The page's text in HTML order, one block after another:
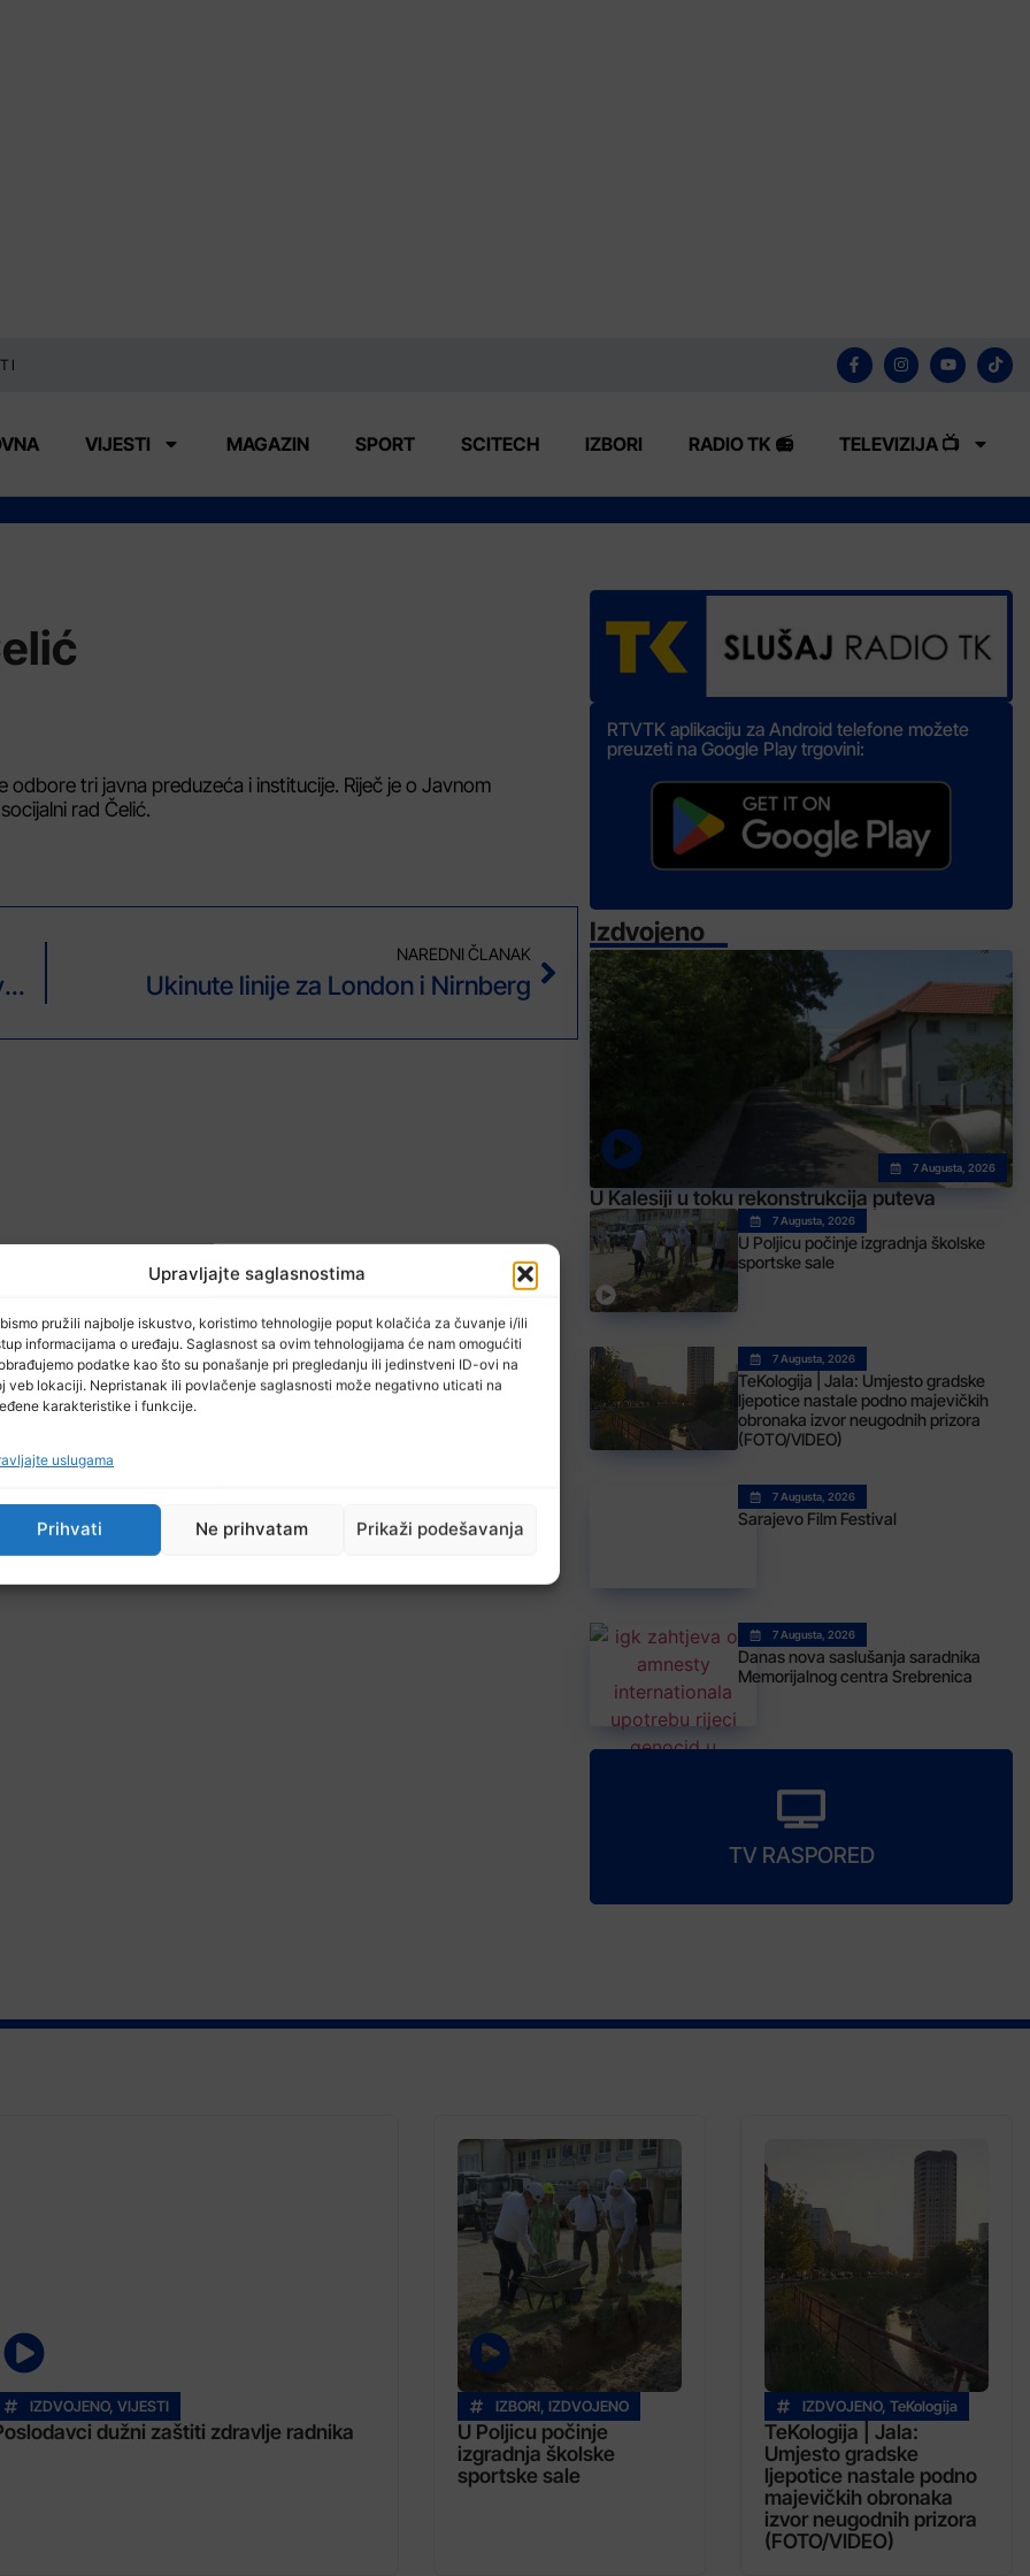
Upravljajte saglasnostima
pružili najbolje iskustvo, koristimo tehnologije poput kolačića za čuvanje i/ili
informacijama o uređaju. Saglasnost sa ovim tehnologijama će nam omogućiti
podatke kao što su ponašanje pri pregledanju ili jedinstveni ID-ovi na
veb lokaciji. Nepristanak ili povlačenje saglasnosti može negativno uticati na
karakteristike i funkcije.
uslugama
Prihvati Ne prihvatam Prikaži podešavanja
VIJESTI MAGAZIN SPORT SCITECH IZBORI RADIO TK 📻 TELEVIZIJA 📺
tri javna preduzeća i institucije. Riječ je o Javnom
rad Čelić.
MUP TK i ove godine provodi preventivne aktivnosti na sprečavanju nelegalnog korištenja i prodaje pirotehničkih sredstava
NAREDNI ČLANAK
Ukinute linije za London i Nirnberg
RTVTK aplikaciju za Android telefone možete
preuzeti na Google Play trgovini:
Izdvojeno
7 Augusta, 2026
U Kalesiji u toku rekonstrukcija puteva
7 Augusta, 2026
U Poljicu počinje izgradnja školske
sportske sale
7 Augusta, 2026
TeKologija | Jala: Umjesto gradske
ljepotice nastale podno majevičkih
obronaka izvor neugodnih prizora
(FOTO/VIDEO)
7 Augusta, 2026
Sarajevo Film Festival
7 Augusta, 2026
Danas nova saslušanja saradnika
Memorijalnog centra Srebrenica
TV RASPORED
IZDVOJENO, VIJESTI
dužni zaštiti zdravlje radnika
IZBORI, IZDVOJENO
U Poljicu počinje
izgradnja školske
sportske sale
IZDVOJENO, TeKologija
TeKologija | Jala:
Umjesto gradske
ljepotice nastale podno
majevičkih obronaka
izvor neugodnih prizora
(FOTO/VIDEO)